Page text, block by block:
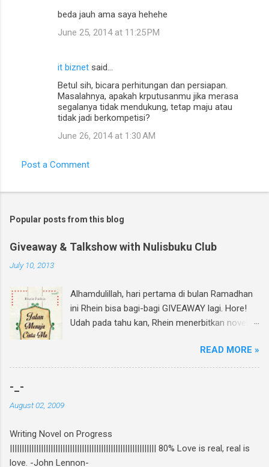
beda jauh ama saya hehehe
June 25, 2014 at 11:25 PM
it biznet said…
Betul sih, bicara perhitungan dan persiapan.
Masalahnya, apakah krputusanmu jika merasa
segalanya tidak mendukung, tetap maju atau
tidak jadi berkompetisi?
June 26, 2014 at 1:30 AM
Post a Comment
Popular posts from this blog
Giveaway & Talkshow with Nulisbuku Club
July 10, 2013
Alhamdulillah, hari pertama di bulan Ramadhan
ini Rhein bisa bagi-bagi GIVEAWAY lagi. Hore!
Udah pada tahu kan, Rhein menerbitkan novel
beredar di toko buku, termasuk di beberapa
toko buku online. Bagi yang mau tahu behind
Follow twitter @rheinfathia dan Like Fan Page
Rhein Fathia Twitpic cover novel " Jalan Menuju
READ MORE »
-_-
August 02, 2009
Writing Novel on Progress
||||||||||||||||||||||||||||||||||||||||||||||||||||||||||||| 80% Love is real, real is
love. -John Lennon-